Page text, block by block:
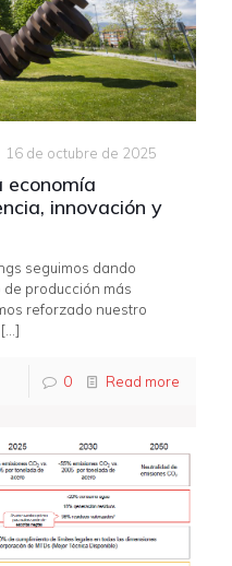
16 de octubre de 2025
economía
innovación y
seguimos dando
producción más
reforzado nuestro
[…]
0 Read more